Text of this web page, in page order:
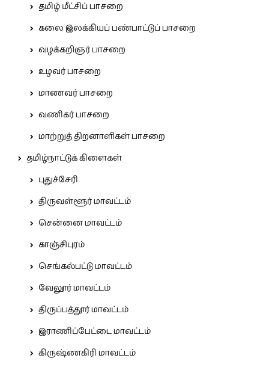
தமிழ் மீட்சிப் பாசறை
கலை இலக்கியப் பண்பாட்டுப் பாசறை
வழக்கறிஞர் பாசறை
உழவர் பாசறை
மாணவர் பாசறை
வணிகர் பாசறை
மாற்றுத் திறனாளிகள் பாசறை
தமிழ்நாட்டுக் கிளைகள்
புதுச்சேரி
திருவள்ளூர் மாவட்டம்
சென்னை மாவட்டம்
காஞ்சிபுரம்
செங்கல்பட்டு மாவட்டம்
வேலூர் மாவட்டம்
திருப்பத்தூர் மாவட்டம்
இராணிப்பேட்டை மாவட்டம்
கிருஷ்ணகிரி மாவட்டம்